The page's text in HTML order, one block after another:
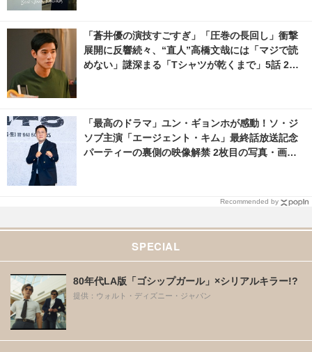
「蒼井優の演技すごすぎ」「圧巻の長回し」衝撃
展開に反響続々、“直人”高橋文哉には「マジで読
めない」謎深まる「Tシャツが乾くまで」5話 2枚
「最高のドラマ」ユン・ギョンホが感動！ソ・ジ
ソブ主演「エージェント・キム」最終話放送記念
パーティーの裏側の映像解禁 2枚目の写真・画像 |
Recommended by
SPECIAL
80年代LA版「ゴシップガール」×シリアルキラー!?
提供：ウォルト・ディズニー・ジャパン